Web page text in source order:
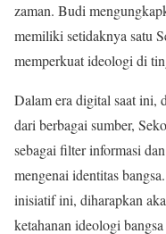
zaman. Budi
memiliki setidaknya satu
memperkuat ideologi di
Dalam era digital saat ini,
dari berbagai sumber,
sebagai filter informasi
mengenai identitas
inisiatif ini, diharapkan
ketahanan ideologi